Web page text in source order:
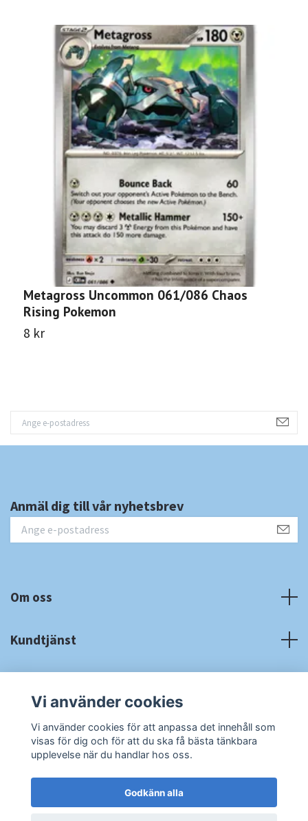
Metagross Uncommon 061/086 Chaos
Rising Pokemon
8 kr
Anmäl dig till vår nyhetsbrev
Om oss
Kundtjänst
Sociala medier
Vi använder cookies
Vi använder cookies för att anpassa det innehåll som
visas för dig och för att du ska få bästa tänkbara
upplevelse när du handlar hos oss.
Godkänn alla